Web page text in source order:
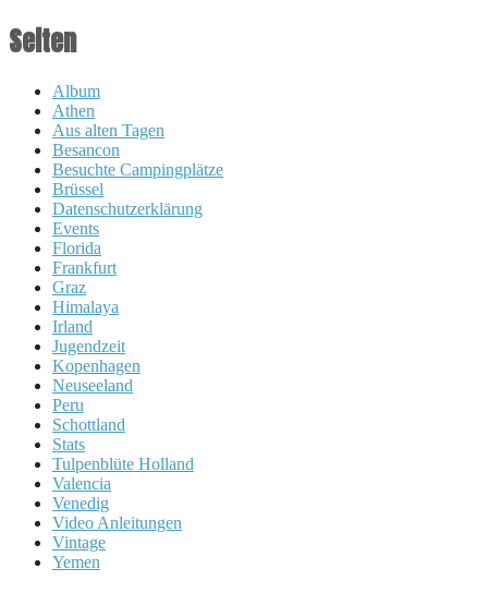
Seiten
Album
Athen
Aus alten Tagen
Besancon
Besuchte Campingplätze
Brüssel
Datenschutzerklärung
Events
Florida
Frankfurt
Graz
Himalaya
Irland
Jugendzeit
Kopenhagen
Neuseeland
Peru
Schottland
Stats
Tulpenblüte Holland
Valencia
Venedig
Video Anleitungen
Vintage
Yemen